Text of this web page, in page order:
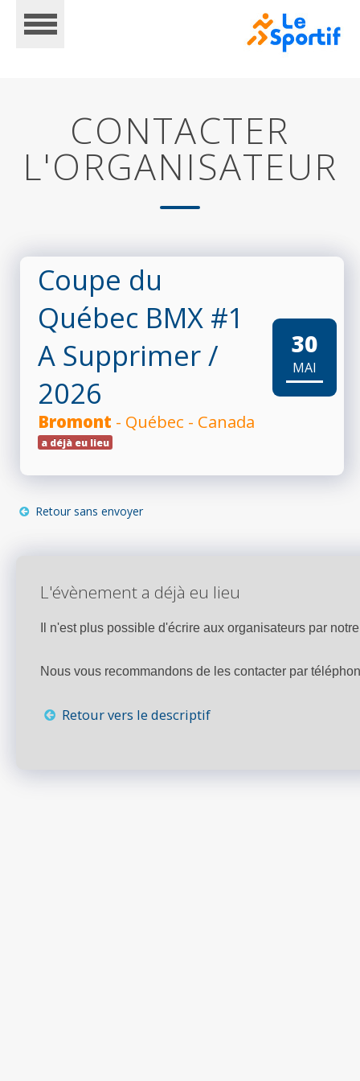
ACCUEIL
INSCRIPTIONS
RÉSULTATS
ORGANISATEURS
PLUS...
CONTACTER
L'ORGANISATEUR
Coupe du
Québec BMX #1
A Supprimer/
2026
Bromont - Québec - Canada
a déjà eu lieu
30
MAI
Retour sans envoyer
L'évènement a déjà eu lieu
Il n'est plus possible d'écrire aux organisateurs par
Nous vous recommandons de les contacter par
Retour vers le descriptif